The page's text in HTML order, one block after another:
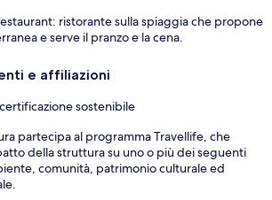
ristorante sulla spiaggia che propone
e serve il pranzo e la cena.
e affiliazioni
sostenibile
partecipa al programma Travellife, che
della struttura su uno o più dei seguenti
comunità, patrimonio culturale ed